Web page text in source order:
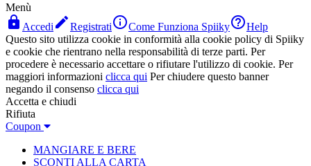
Menù
 Accedi RegistratiCome Funziona SpiikyHelp
Questo sito utilizza cookie in conformità alla cookie policy di Spiiky
e cookie che rientrano nella responsabilità di terze parti. Per
procedere è necessario accettare o rifiutare l'utilizzo di cookie. Per
maggiori informazioni clicca qui Per chiudere questo banner
negando il consenso clicca qui
Accetta e chiudi
Rifiuta
Coupon
MANGIARE E BERE
SCONTI ALLA CARTA